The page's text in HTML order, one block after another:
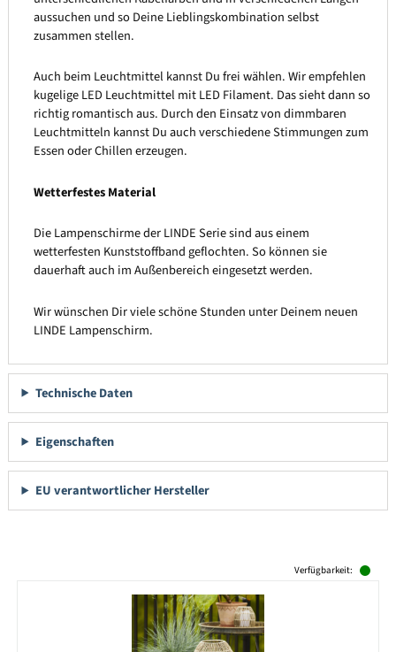
aussuchen und so Deine Lieblingskombination selbst
zusammen stellen.
Auch beim Leuchtmittel kannst Du frei wählen. Wir empfehlen
kugelige LED Leuchtmittel mit LED Filament. Das sieht dann so
richtig romantisch aus. Durch den Einsatz von dimmbaren
Leuchtmitteln kannst Du auch verschiedene Stimmungen zum
Essen oder Chillen erzeugen.
Wetterfestes Material
Die Lampenschirme der LINDE Serie sind aus einem
wetterfesten Kunststoffband geflochten. So können sie
dauerhaft auch im Außenbereich eingesetzt werden.
Wir wünschen Dir viele schöne Stunden unter Deinem neuen
LINDE Lampenschirm.
Technische Daten
Eigenschaften
EU verantwortlicher Hersteller
Verfügbarkeit: